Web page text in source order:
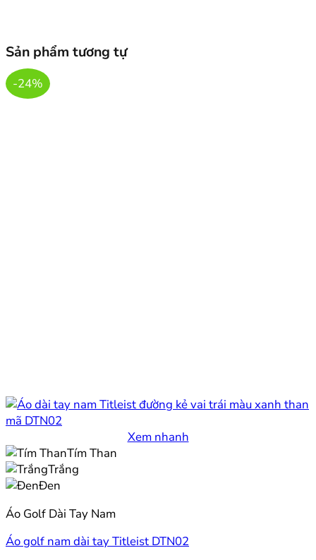
Sản phẩm tương tự
-24%
Xem nhanh
Tím Than
Trắng
Đen
Áo Golf Dài Tay Nam
Áo golf nam dài tay Titleist DTN02